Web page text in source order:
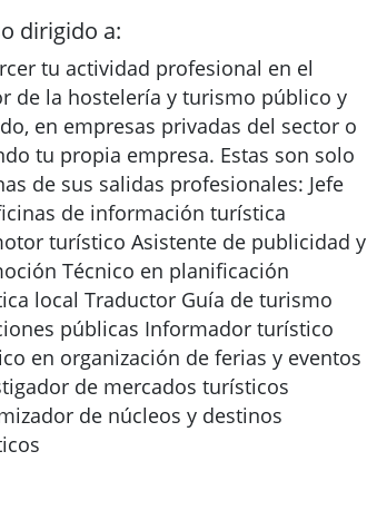
dirigido a:
tu actividad profesional en el
de la hostelería y turismo público y
en empresas privadas del sector o
tu propia empresa. Estas son solo
de sus salidas profesionales: Jefe
de información turística
turístico Asistente de publicidad y
Técnico en planificación
local Traductor Guía de turismo
públicas Informador turístico
en organización de ferias y eventos
de mercados turísticos
de núcleos y destinos